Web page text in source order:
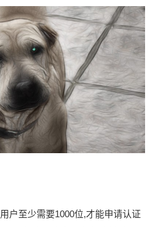
户至少需要1000位,才能申请认证